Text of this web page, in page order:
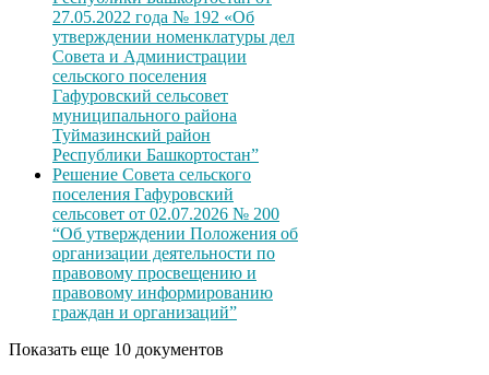
27.05.2022 года № 192 «Об
утверждении номенклатуры дел
Совета и Администрации
сельского поселения
Гафуровский сельсовет
муниципального района
Туймазинский район
Республики Башкортостан”
Решение Совета сельского
поселения Гафуровский
сельсовет от 02.07.2026 № 200
“Об утверждении Положения об
организации деятельности по
правовому просвещению и
правовому информированию
граждан и организаций”
Показать еще 10 документов